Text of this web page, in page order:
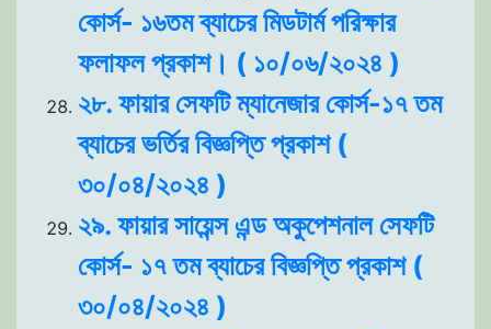
কোর্স- ১৬তম ব্যাচের মিডটার্ম পরিক্ষার
ফলাফল প্রকাশ। ( ১০/০৬/২০২৪ )
২৮. ফায়ার সেফটি ম্যানেজার কোর্স-১৭ তম
ব্যাচের ভর্তির বিজ্ঞপ্তি প্রকাশ (
৩০/০৪/২০২৪ )
২৯. ফায়ার সায়েন্স এন্ড অকুপেশনাল সেফটি
কোর্স- ১৭ তম ব্যাচের বিজ্ঞপ্তি প্রকাশ (
৩০/০৪/২০২৪ )